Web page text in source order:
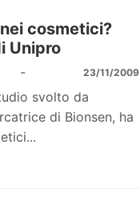
cosmetici?
Unipro
- 23/11/2009
svolto da
di Bionsen, ha